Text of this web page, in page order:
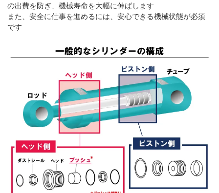
の出費を防ぎ、機械寿命を大幅に伸ばします
また、安全に仕事を進めるには、安心できる機械状態が必須
です